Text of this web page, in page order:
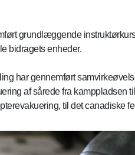
grundlæggende
har gennemført
af sårede fra kamppladsen